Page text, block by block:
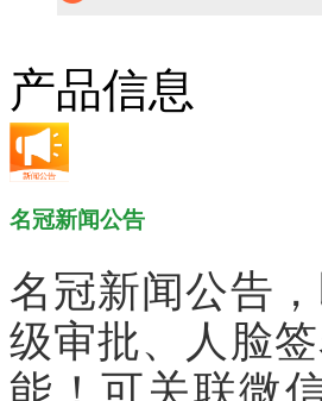
找人做网站/服务器
产品信息
名冠新闻公告
名冠新闻公告
级审批、人脸